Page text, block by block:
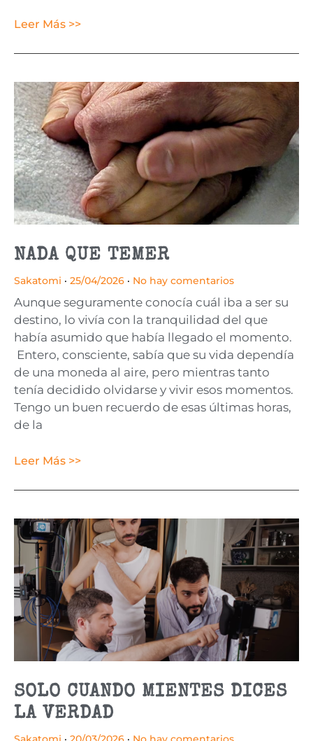
Leer Más >>
NADA QUE TEMER
Sakatomi 25/04/2026 No hay comentarios
Aunque seguramente conocía cuál iba a ser su
destino, lo vivía con la tranquilidad del que
había asumido que había llegado el momento.
Entero, consciente, sabía que su vida dependía
de una moneda al aire, pero mientras tanto
tenía decidido olvidarse y vivir esos momentos.
Tengo un buen recuerdo de esas últimas horas,
de la
Leer Más >>
SOLO CUANDO MIENTES DICES
LA VERDAD